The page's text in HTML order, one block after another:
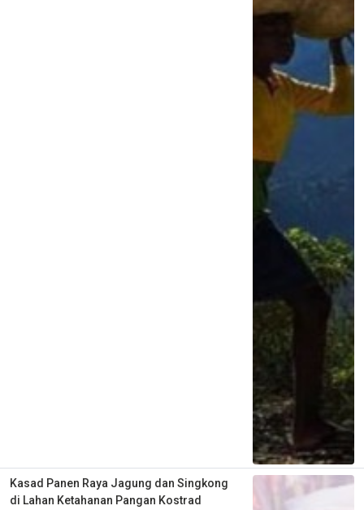
Kasad Panen Raya Jagung dan Singkong
di Lahan Ketahanan Pangan Kostrad